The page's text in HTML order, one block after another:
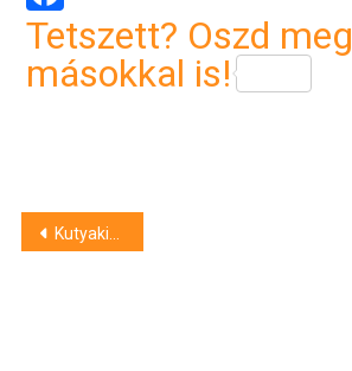
Tetszett? Oszd meg
másokkal is!
Bejegyzés
Kutyakiállítás a debreceni Kossuth Laktanyában